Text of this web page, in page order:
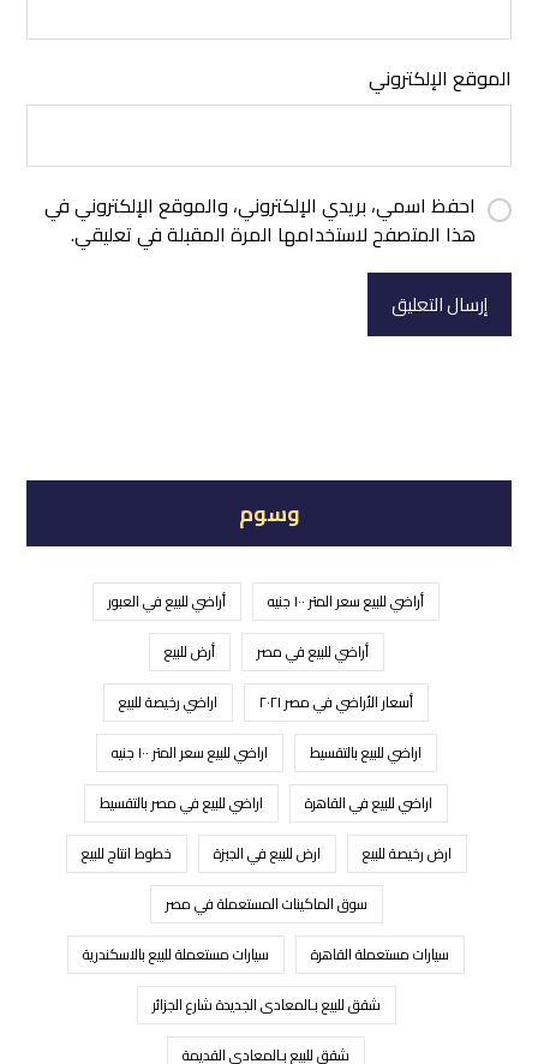
الموقع الإلكتروني
احفظ اسمي، بريدي الإلكتروني، والموقع الإلكتروني في
هذا المتصفح لاستخدامها المرة المقبلة في تعليقي.
إرسال التعليق
وسوم
أراضي للبيع سعر المتر ١٠٠ جنيه
أراضي للبيع في العبور
أراضي للبيع في مصر
أرض للبيع
أسعار الأراضي في مصر ٢٠٢١
اراضي رخيصة للبيع
اراضي للبيع بالتقسيط
اراضي للبيع سعر المتر ١٠٠ جنيه
اراضي للبيع في القاهرة
اراضي للبيع في مصر بالتقسيط
ارض رخيصة للبيع
ارض للبيع في الجيزة
خطوط انتاج للبيع
سوق الماكينات المستعملة في مصر
سيارات مستعملة القاهرة
سيارات مستعملة للبيع بالاسكندرية
شقق للبيع بـالمعادى الجديدة شارع الجزائر
شقق للبيع بـالمعادي القديمة